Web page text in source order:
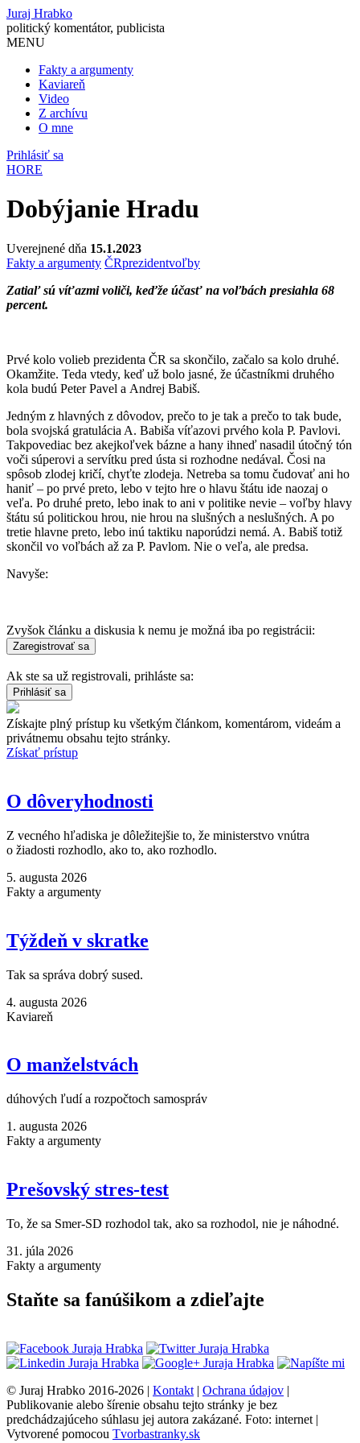
Juraj Hrabko
politický komentátor, publicista
MENU
Fakty a argumenty
Kaviareň
Video
Z archívu
O mne
Prihlásiť sa
HORE
Dobýjanie Hradu
Uverejnené dňa 15.1.2023
Fakty a argumenty ČRprezidentvoľby
Zatiaľ sú víťazmi voliči, keďže účasť na voľbách presiahla 68
percent.
Prvé kolo volieb prezidenta ČR sa skončilo, začalo sa kolo druhé.
Okamžite. Teda vtedy, keď už bolo jasné, že účastníkmi druhého
kola budú Peter Pavel a Andrej Babiš.
Jedným z hlavných z dôvodov, prečo to je tak a prečo to tak bude,
bola svojská gratulácia A. Babiša víťazovi prvého kola P. Pavlovi.
Takpovediac bez akejkoľvek bázne a hany ihneď nasadil útočný tón
voči súperovi a servítku pred ústa si rozhodne nedával. Čosi na
spôsob zlodej kričí, chyťte zlodeja. Netreba sa tomu čudovať ani ho
haniť – po prvé preto, lebo v tejto hre o hlavu štátu ide naozaj o
veľa. Po druhé preto, lebo inak to ani v politike nevie – voľby hlavy
štátu sú politickou hrou, nie hrou na slušných a neslušných. A po
tretie hlavne preto, lebo inú taktiku naporúdzi nemá. A. Babiš totiž
skončil vo voľbách až za P. Pavlom. Nie o veľa, ale predsa.
Navyše:
Zvyšok článku a diskusia k nemu je možná iba po registrácii:
Ak ste sa už registrovali, prihláste sa:
Získajte plný prístup ku všetkým článkom, komentárom, videám a
privátnemu obsahu tejto stránky.
Získať prístup
O dôveryhodnosti
Z vecného hľadiska je dôležitejšie to, že ministerstvo vnútra
o žiadosti rozhodlo, ako to, ako rozhodlo.
5. augusta 2026
Fakty a argumenty
Týždeň v skratke
Tak sa správa dobrý sused.
4. augusta 2026
Kaviareň
O manželstvách
dúhových ľudí a rozpočtoch samospráv
1. augusta 2026
Fakty a argumenty
Prešovský stres-test
To, že sa Smer-SD rozhodol tak, ako sa rozhodol, nie je náhodné.
31. júla 2026
Fakty a argumenty
Staňte sa fanúšikom a zdieľajte
© Juraj Hrabko 2016-2026 | Kontakt | Ochrana údajov |
Publikovanie alebo šírenie obsahu tejto stránky je bez
predchádzajúceho súhlasu jej autora zakázané. Foto: internet |
Vytvorené pomocou Tvorbastranky.sk